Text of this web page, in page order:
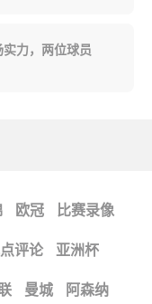
力，两位球员
欧冠 比赛录像
评论 亚洲杯
曼城 阿森纳